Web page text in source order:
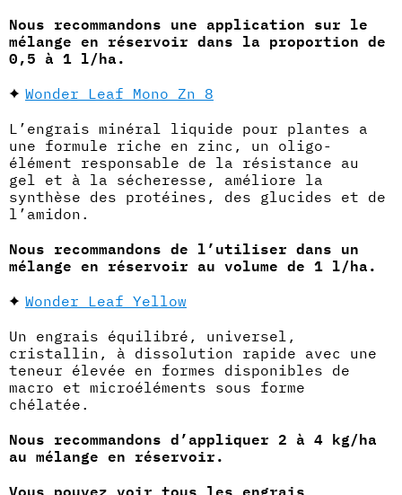
Nous recommandons une application sur le
mélange en réservoir dans la proportion de
0,5 à 1 l/ha.
Wonder Leaf Mono Zn 8
L’engrais minéral liquide pour plantes a
une formule riche en zinc, un oligo-
élément responsable de la résistance au
gel et à la sécheresse, améliore la
synthèse des protéines, des glucides et de
l’amidon.
Nous recommandons de l’utiliser dans un
mélange en réservoir au volume de 1 l/ha.
Wonder Leaf Yellow
Un engrais équilibré, universel,
cristallin, à dissolution rapide avec une
teneur élevée en formes disponibles de
macro et microéléments sous forme
chélatée.
Nous recommandons d’appliquer 2 à 4 kg/ha
au mélange en réservoir.